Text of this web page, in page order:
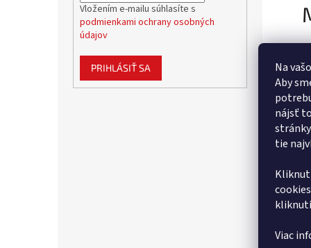
Na
Aby
nájsť
tie
Viac
Vložením e-mailu súhlasíte s
podmienkami ochrany osobných
údajov
PRIHLÁSIŤ SA